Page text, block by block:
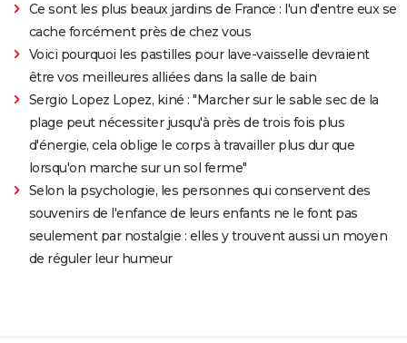
Ce sont les plus beaux jardins de France : l'un d'entre eux se
cache forcément près de chez vous
Voici pourquoi les pastilles pour lave-vaisselle devraient
être vos meilleures alliées dans la salle de bain
Sergio Lopez Lopez, kiné : "Marcher sur le sable sec de la
plage peut nécessiter jusqu'à près de trois fois plus
d'énergie, cela oblige le corps à travailler plus dur que
lorsqu'on marche sur un sol ferme"
Selon la psychologie, les personnes qui conservent des
souvenirs de l'enfance de leurs enfants ne le font pas
seulement par nostalgie : elles y trouvent aussi un moyen
de réguler leur humeur